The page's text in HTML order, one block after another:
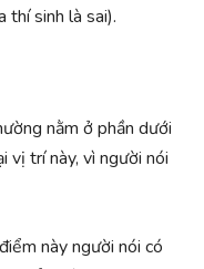
thí sinh là sai).
nằm ở phần dưới
vị trí này, vì người nói
này người nói có